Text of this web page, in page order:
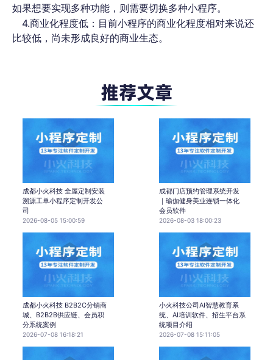
如果想要实现多种功能，则需要切换多种小程序。
4.商业化程度低：目前小程序的商业化程度相对来说还
比较低，尚未形成良好的商业生态。
成都小火科技 全屋定制安装
溯源工单小程序定制开发公
司
2026-08-05 15:00:59
成都门店预约管理系统开发
｜瑜伽健身美业连锁一体化
会员软件
2026-08-03 18:00:23
成都小火科技 B2B2C分销商
城、B2B2B供应链、会员积
分系统案例
2026-07-08 16:18:21
小火科技公司AI智慧教育系
统、AI培训软件、招生平台系
统项目介绍
2026-07-08 15:11:05